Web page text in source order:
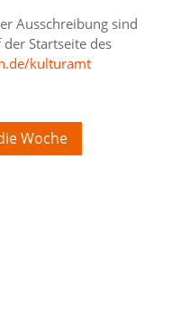
Ausschreibung sind
Startseite des
kulturamt
Woche